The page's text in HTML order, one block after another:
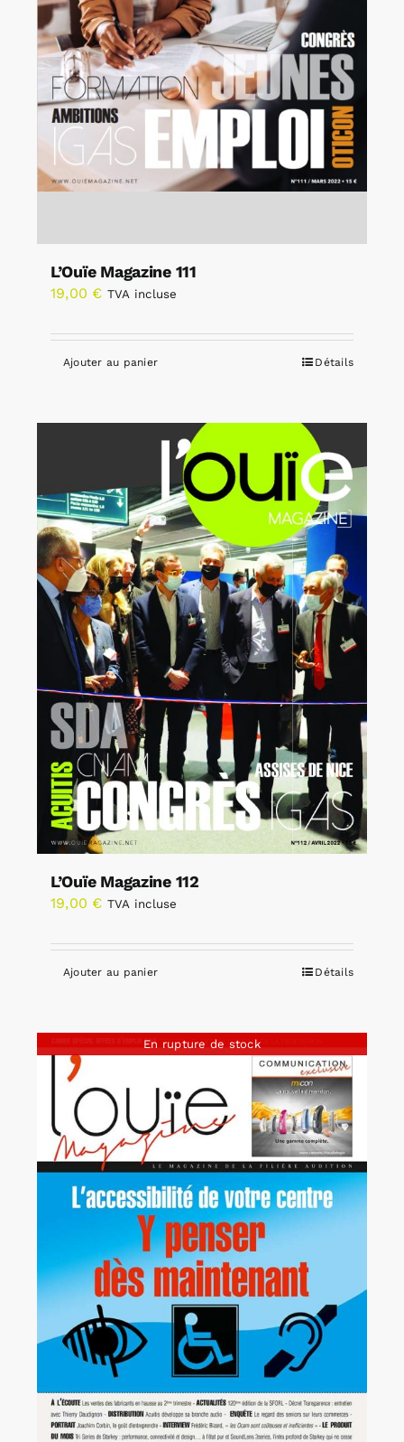
L’Ouïe Magazine 111
19,00 € TVA incluse
Ajouter au panier Détails
L’Ouïe Magazine 112
19,00 € TVA incluse
Ajouter au panier Détails
En rupture de stock